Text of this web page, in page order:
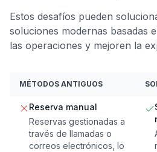
Estos desafíos pueden
soluciones modernas basadas
las operaciones y mejoren la
MÉTODOS ANTIGUOS
Reserva manual
Reservas gestionadas a
través de llamadas o
correos electrónicos, lo